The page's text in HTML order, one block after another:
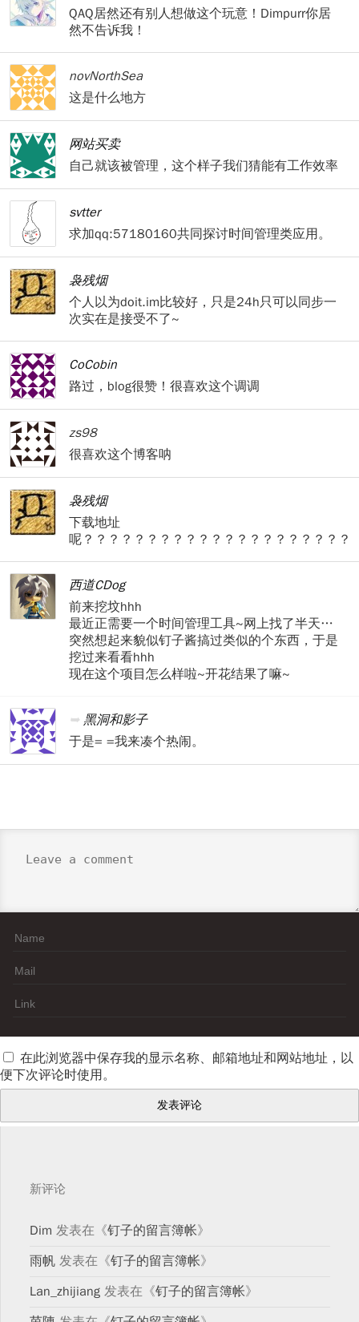
QAQ居然还有别人想做这个玩意！Dimpurr你居
然不告诉我！
novNorthSea
这是什么地方
网站买卖
自己就该被管理，这个样子我们猜能有工作效率
svtter
求加qq:57180160共同探讨时间管理类应用。
袅残烟
个人以为doit.im比较好，只是24h只可以同步一
次实在是接受不了~
CoCobin
路过，blog很赞！很喜欢这个调调
zs98
很喜欢这个博客呐
袅残烟
下载地址
呢？？？？？？？？？？？？？？？？？？？？？
西道CDog
前来挖坟hhh
最近正需要一个时间管理工具~网上找了半天…
突然想起来貌似钉子酱搞过类似的个东西，于是
挖过来看看hhh
现在这个项目怎么样啦~开花结果了嘛~
黑洞和影子
于是= =我来凑个热闹。
在此浏览器中保存我的显示名称、邮箱地址和网站地址，以
便下次评论时使用。
新评论
Dim 发表在《钉子的留言簿帐》
雨帆 发表在《钉子的留言簿帐》
Lan_zhijiang 发表在《钉子的留言簿帐》